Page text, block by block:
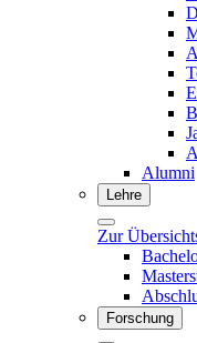
Alumni
Lehre
Zur
Forschung